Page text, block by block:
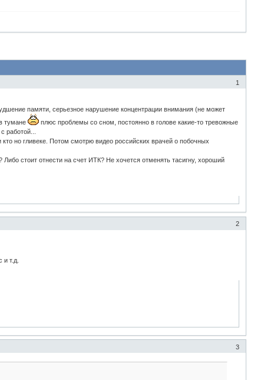
1
памяти, серьезное нарушение концентрации внимания (не может
тумане
плюс проблемы со сном, постоянно в голове какие-то тревожные
работой...
но гливеке. Потом смотрю видео российских врачей о побочных
стоит отнести на счет ИТК? Не хочется отменять тасигну, хороший
2
т.д.
3